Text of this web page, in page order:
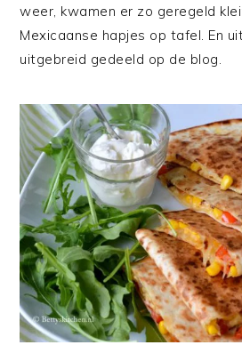
weer, kwamen er zo geregeld
Mexicaanse hapjes op tafel. En
uitgebreid gedeeld op de blog.